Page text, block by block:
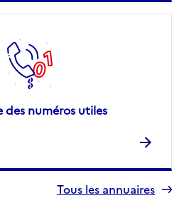
des numéros utiles
Tous les annuaires